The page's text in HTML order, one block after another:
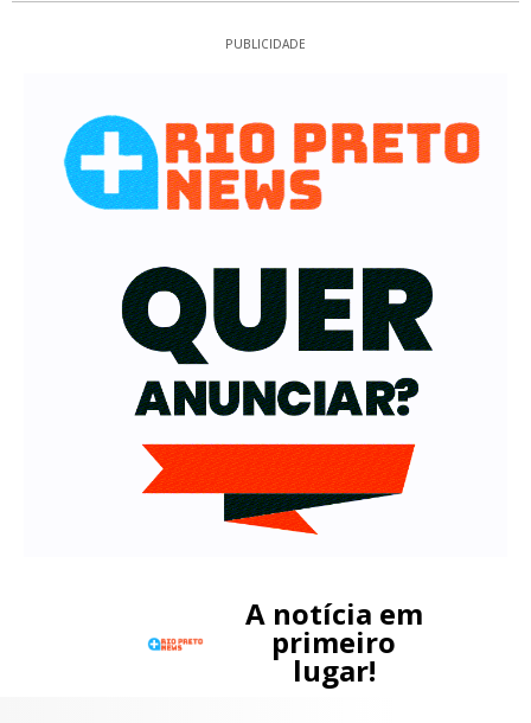
PUBLICIDADE
A notícia em
primeiro
lugar!